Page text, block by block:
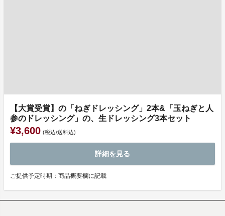
【大賞受賞】の「ねぎドレッシング」2本&「玉ねぎと人
参のドレッシング」の、生ドレッシング3本セット
¥3,600 (税込/送料込)
詳細を見る
ご提供予定時期：商品概要欄に記載